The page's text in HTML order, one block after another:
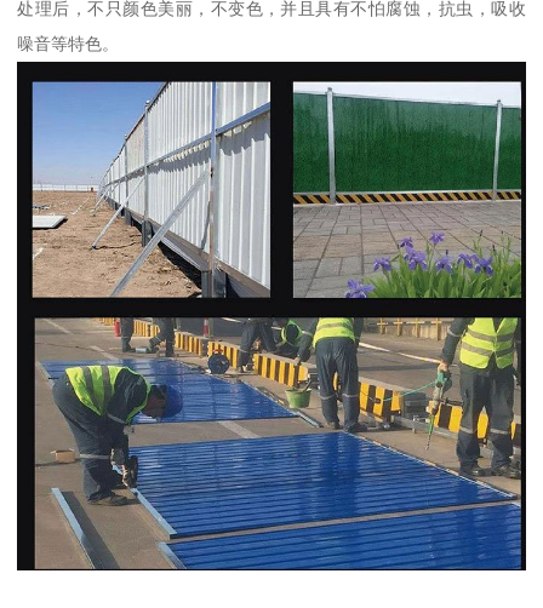
处理后，不只颜色美丽，不变色，并且具有不怕腐蚀，抗虫，吸收
噪音等特色。